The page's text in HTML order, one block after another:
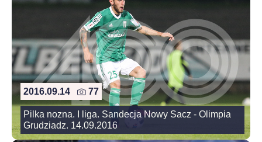
2016.09.14 77
Pilka nozna. I liga. Sandecja Nowy Sacz - Olimpia
Grudziadz. 14.09.2016